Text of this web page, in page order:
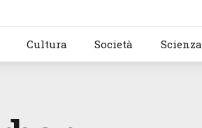
Cultura Società Scienza